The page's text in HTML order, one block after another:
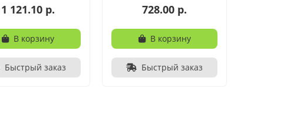
1 121.10 р.
В корзину
Быстрый заказ
728.00 р.
В корзину
Быстрый заказ